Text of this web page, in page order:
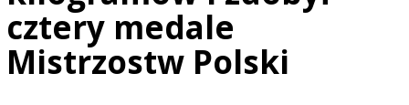
cztery medale
Mistrzostw Polski